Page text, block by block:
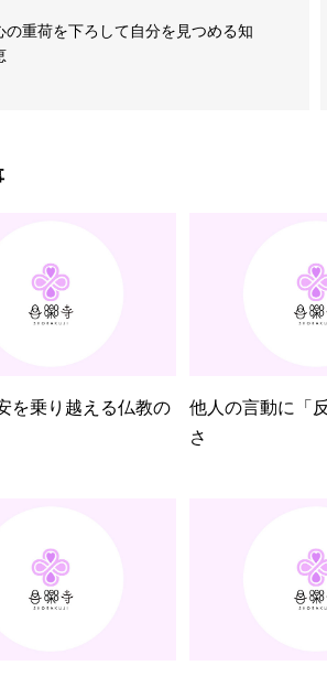
の重荷を下ろして自分を見つめる知
を乗り越える仏教の
他人の言動に「
さ